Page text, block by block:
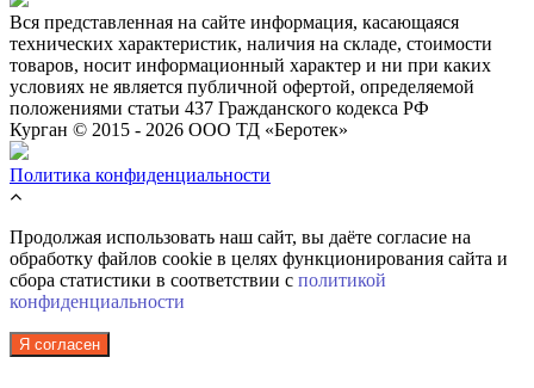
Вся представленная на сайте информация, касающаяся
технических характеристик, наличия на складе, стоимости
товаров, носит информационный характер и ни при каких
условиях не является публичной офертой, определяемой
положениями статьи 437 Гражданского кодекса РФ
Курган © 2015 - 2026 ООО ТД «Беротек»
Политика конфиденциальности
Продолжая использовать наш сайт, вы даёте согласие на
обработку файлов cookie в целях функционирования сайта и
сбора статистики в соответствии с политикой
конфиденциальности
Я согласен